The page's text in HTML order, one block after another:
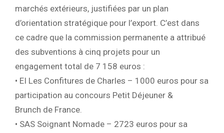
marchés extérieurs, justifiées par un plan
d’orientation stratégique pour l’export. C’est dans
ce cadre que la commission permanente a attribué
des subventions à cinq projets pour un
engagement total de 7 158 euros :
• EI Les Confitures de Charles – 1000 euros pour sa
participation au concours Petit Déjeuner &
Brunch de France.
• SAS Soignant Nomade – 2723 euros pour sa